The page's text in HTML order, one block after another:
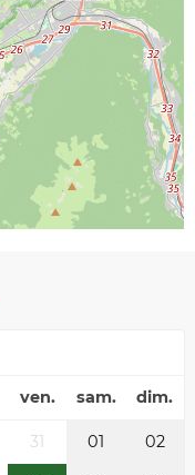
ven. sam. dim.
31 01 02